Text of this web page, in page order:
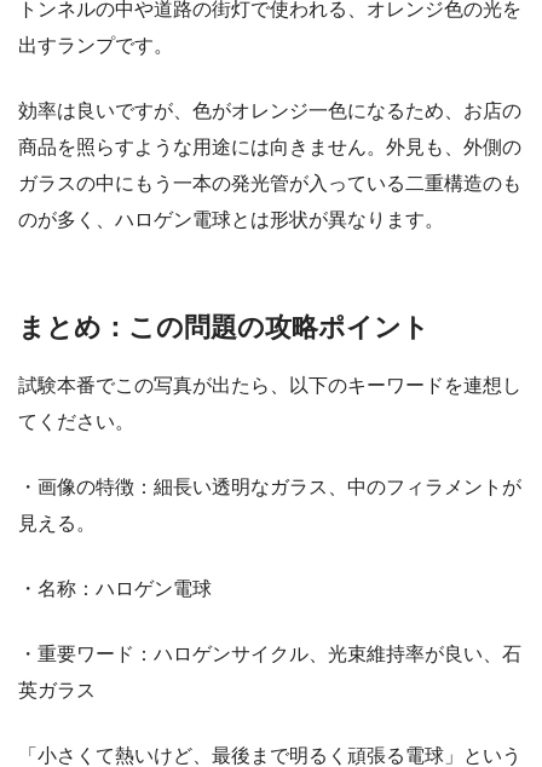
トンネルの中や道路の街灯で使われる、オレンジ色の光を
出すランプです。
効率は良いですが、色がオレンジ一色になるため、お店の
商品を照らすような用途には向きません。外見も、外側の
ガラスの中にもう一本の発光管が入っている二重構造のも
のが多く、ハロゲン電球とは形状が異なります。
まとめ：この問題の攻略ポイント
試験本番でこの写真が出たら、以下のキーワードを連想し
てください。
・画像の特徴：細長い透明なガラス、中のフィラメントが
見える。
・名称：ハロゲン電球
・重要ワード：ハロゲンサイクル、光束維持率が良い、石
英ガラス
「小さくて熱いけど、最後まで明るく頑張る電球」という